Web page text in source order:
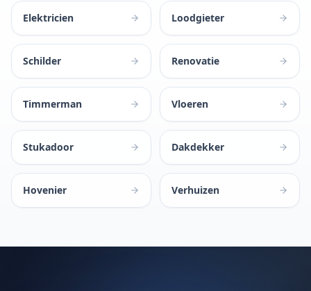
Elektricien Loodgieter
Schilder Renovatie
Timmerman Vloeren
Stukadoor Dakdekker
Hovenier Verhuizen